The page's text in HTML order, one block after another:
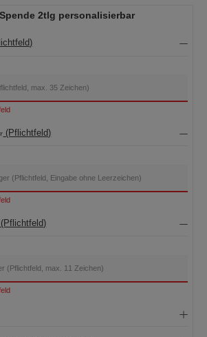
2tlg personalisierbar
(Pflichtfeld)
(Pflichtfeld)